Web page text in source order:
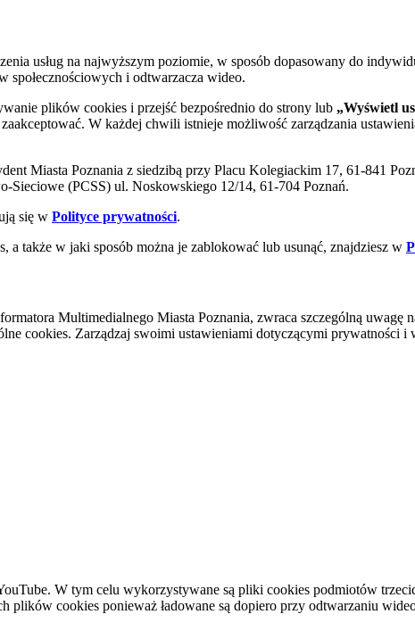
usług na najwyższym poziomie, w sposób dopasowany do
społecznościowych i odtwarzacza wideo.
plików cookies i przejść bezpośrednio do strony lub „Wyświetl
W każdej chwili istnieje możliwość zarządzania
Miasta Poznania z siedzibą przy Placu Kolegiackim 17, 61-841
Sieciowe (PCSS) ul. Noskowskiego 12/14, 61-704 Poznań.
się w Polityce prywatności.
a także w jaki sposób można je zablokować lub usunąć, znajdziesz w
Multimedialnego Miasta Poznania, zwraca szczególną uwagę
cookies. Zarządzaj swoimi ustawieniami dotyczącymi prywatności
W tym celu wykorzystywane są pliki cookies podmiotów
cookies ponieważ ładowane są dopiero przy odtwarzaniu